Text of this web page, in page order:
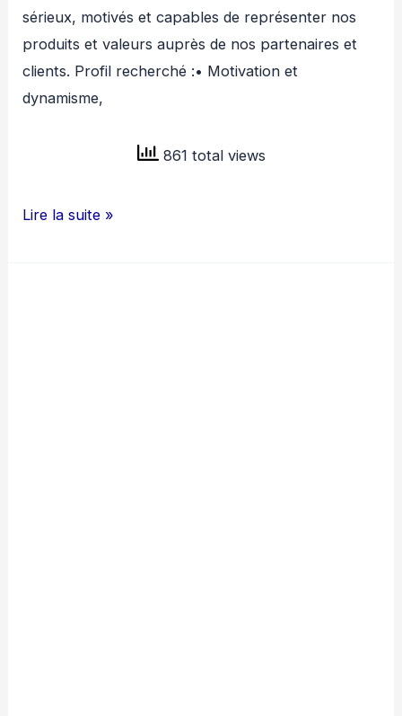
sérieux, motivés et capables de représenter nos
produits et valeurs auprès de nos partenaires et
clients. Profil recherché :• Motivation et
dynamisme,
861 total views
MARDIS
Lire la suite »